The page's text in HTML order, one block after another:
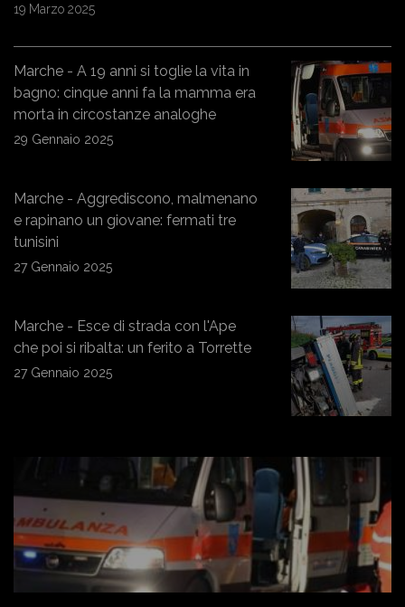
19 Marzo 2025
Marche - A 19 anni si toglie la vita in
bagno: cinque anni fa la mamma era
morta in circostanze analoghe
29 Gennaio 2025
Marche - Aggrediscono, malmenano
e rapinano un giovane: fermati tre
tunisini
27 Gennaio 2025
Marche - Esce di strada con l'Ape
che poi si ribalta: un ferito a Torrette
27 Gennaio 2025